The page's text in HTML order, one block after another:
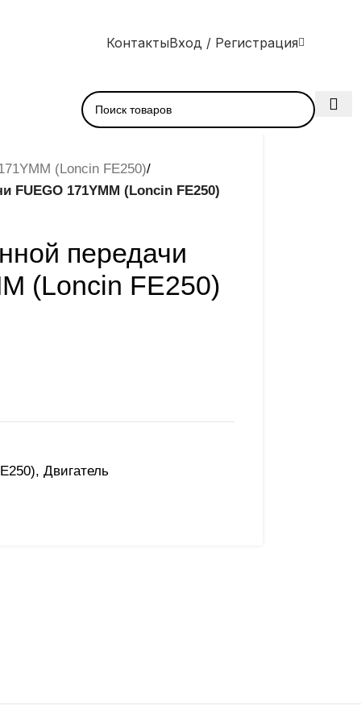
КонтактыВход / Регистрация
(Loncin FE250)/
FUEGO 171YMM (Loncin FE250)
передачи
(Loncin FE250)
, Двигатель